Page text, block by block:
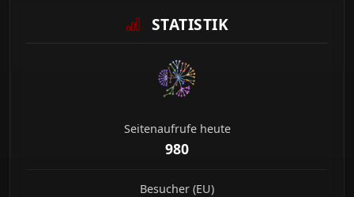
STATISTIK
Seitenaufrufe heute
980
Besucher (EU)